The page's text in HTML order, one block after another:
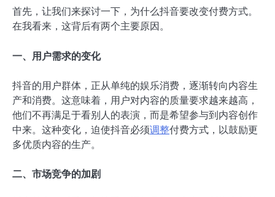
首先，让我们来探讨一下，为什么抖音要改变付费方式。
在我看来，这背后有两个主要原因。
一、用户需求的变化
抖音的用户群体，正从单纯的娱乐消费，逐渐转向内容生
产和消费。这意味着，用户对内容的质量要求越来越高，
他们不再满足于看别人的表演，而是希望参与到内容创作
中来。这种变化，迫使抖音必须调整付费方式，以鼓励更
多优质内容的生产。
二、市场竞争的加剧